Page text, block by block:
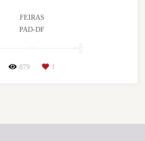
FEIRAS
PAD-DF
879 1